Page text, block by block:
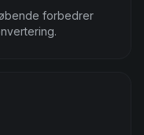
forbedrer